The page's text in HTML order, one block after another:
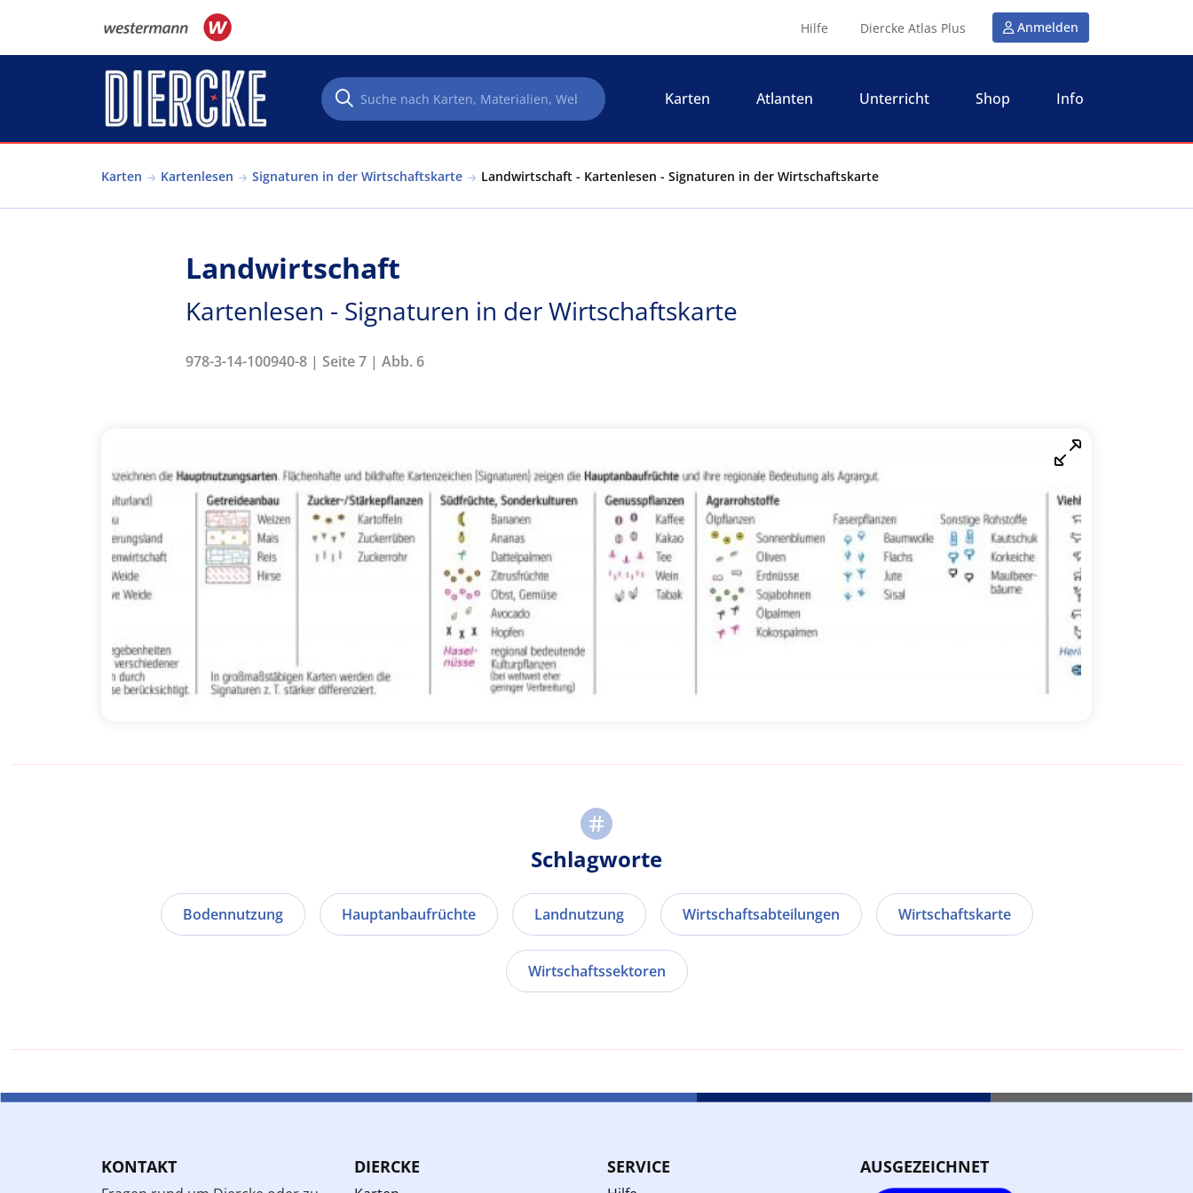
Hilfe Diercke Atlas Plus Anmelden
Karten Atlanten Unterricht Shop Info
Karten Kartenlesen Signaturen in der Wirtschaftskarte Landwirtschaft - Kartenlesen - Signaturen in der Wirtschaftskarte
Landwirtschaft
Kartenlesen - Signaturen in der Wirtschaftskarte
978-3-14-100940-8 | Seite 7 | Abb. 6
Schlagworte
Bodennutzung Hauptanbaufrüchte Landnutzung Wirtschaftsabteilungen Wirtschaftskarte
Wirtschaftssektoren
KONTAKT DIERCKE SERVICE AUSGEZEICHNET